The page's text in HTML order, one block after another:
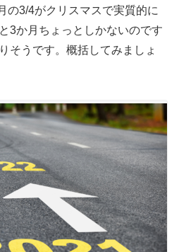
の3/4がクリスマスで実質的に
3か月ちょっとしかないのです
そうです。概括してみましょ